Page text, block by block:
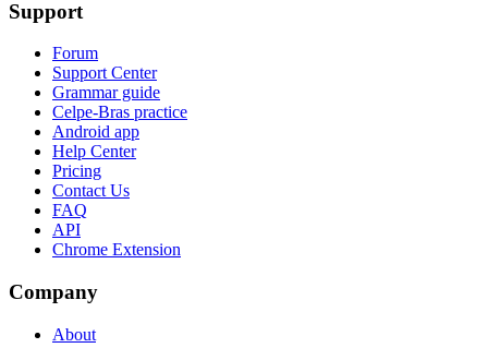
Support
Forum
Support Center
Grammar guide
Celpe-Bras practice
Android app
Help Center
Pricing
Contact Us
FAQ
API
Chrome Extension
Company
About